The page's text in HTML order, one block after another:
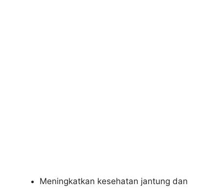
Meningkatkan kesehatan jantung dan